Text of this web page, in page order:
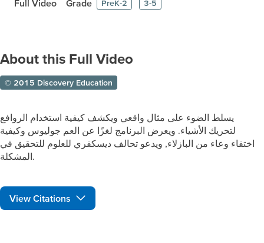
Full Video Grade PreK-2 3-5
About this Full Video
© 2015 Discovery Education
يسلط الضوء على مثال واقعي ويكشف كيفية استخدام الروافع
لتحريك الأشياء. ويعرض البرنامج لغزًا عن العم جوليوس وكيفية
اختفاء وعاء من البازلاء, ويدعو تحالف ديسكفري للعلوم للتحقيق في
المشكلة.
View Citations